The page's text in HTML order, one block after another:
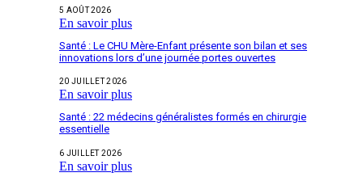
5 AOÛT 2026
En savoir plus
Santé : Le CHU Mère-Enfant présente son bilan et ses
innovations lors d’une journée portes ouvertes
20 JUILLET 2026
En savoir plus
Santé : 22 médecins généralistes formés en chirurgie
essentielle
6 JUILLET 2026
En savoir plus